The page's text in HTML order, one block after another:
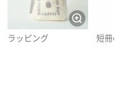
ラッピング 短冊の